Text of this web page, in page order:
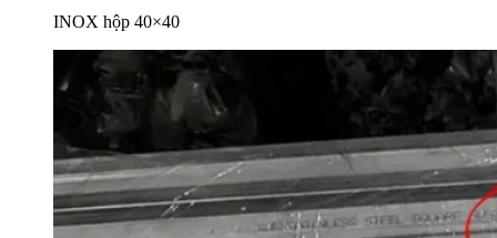
INOX hộp 40×40